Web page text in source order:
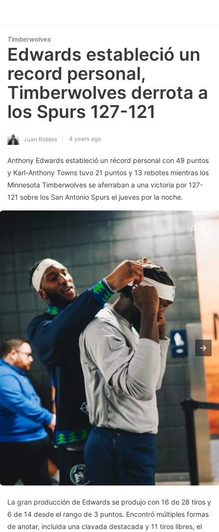
Timberwolves
Edwards estableció un
record personal,
Timberwolves derrota a
los Spurs 127-121
Juan Robles 4 years ago
Anthony Edwards estableció un récord personal con 49 puntos
y Karl-Anthony Towns tuvo 21 puntos y 13 rebotes mientras los
Minnesota Timberwolves se aferraban a una victoria por 127-
121 sobre los San Antonio Spurs el jueves por la noche.
La gran producción de Edwards se produjo con 16 de 28 tiros y
6 de 14 desde el rango de 3 puntos. Encontró múltiples formas
de anotar, incluida una clavada destacada y 11 tiros libres, el